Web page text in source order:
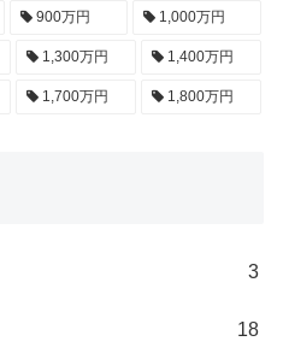
900万円 1,000万円
1,300万円 1,400万円
1,700万円 1,800万円
3
18